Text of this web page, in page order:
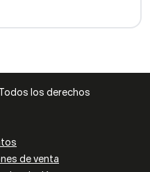
los derechos
de venta